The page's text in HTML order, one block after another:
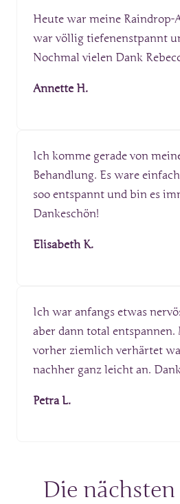
Heute war meine Raindrop-
war völlig tiefenenstpannt
Nochmal vielen Dank
Annette H.
Ich komme gerade von
Behandlung. Es ware
soo entspannt und bin es
Dankeschön!
Elisabeth K.
Ich war anfangs etwas
aber dann total entspannen.
vorher ziemlich verhärtet
nachher ganz leicht an.
Petra L.
Die nächsten